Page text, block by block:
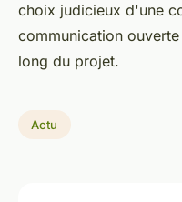
choix judicieux d'une
communication
long du projet.
Actu